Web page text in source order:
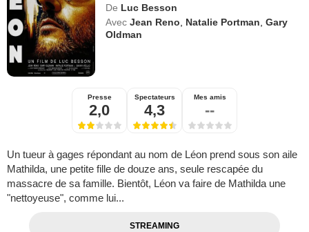
De Luc Besson
Avec Jean Reno, Natalie Portman,Gary
Oldman
Presse
2,0
Spectateurs
4,3
Mes amis
--
Un tueur à gages répondant au nom de Léon prend sous son aile
Mathilda, une petite fille de douze ans, seule rescapée du
massacre de sa famille. Bientôt, Léon va faire de Mathilda une
"nettoyeuse", comme lui...
STREAMING